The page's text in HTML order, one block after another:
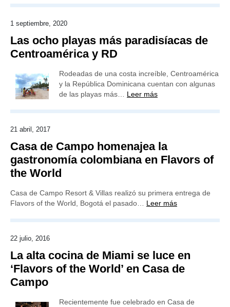
1 septiembre, 2020
Las ocho playas más paradisíacas de
Centroamérica y RD
Rodeadas de una costa increíble, Centroamérica
y la República Dominicana cuentan con algunas
de las playas más… Leer más
21 abril, 2017
Casa de Campo homenajea la
gastronomía colombiana en Flavors of
the World
Casa de Campo Resort & Villas realizó su primera entrega de
Flavors of the World, Bogotá el pasado… Leer más
22 julio, 2016
La alta cocina de Miami se luce en
‘Flavors of the World’ en Casa de
Campo
Recientemente fue celebrado en Casa de